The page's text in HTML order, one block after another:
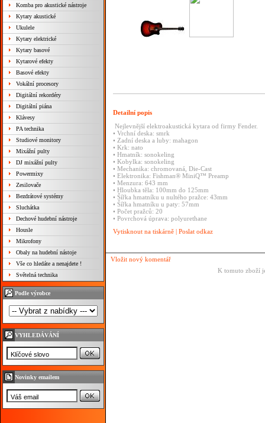
Komba pro akustické nástroje
Kytary akustické
Ukulele
Kytary elektrické
Kytary basové
Kytarové efekty
Basové efekty
Vokální procesory
Digitální rekordéry
Digitální piána
Klávesy
PA technika
Studiové monitory
Mixážní pulty
DJ mixážní pulty
Powermixy
Zesilovače
Bezdrátové systémy
Sluchátka
Dechové hudební nástroje
Housle
Mikrofony
Obaly na hudební nástoje
Vše co hledáte a nenajdete !
Světelná technika
Podle výrobce
VYHLEDÁVÁNÍ
Novinky emailem
Detailní popis
Nejlevnější elektroakustická kytara od firmy Fender.
• Vrchní deska: smrk
• Zadní deska a luby: mahagon
• Krk: nato
• Hmatník: sonokeling
• Kobylka: sonokeling
• Mechanika: chromovaná, Die-Cast
• Elektronika: Fishman® MiniQ™ Preamp
• Menzura: 643 mm
• Hloubka těla: 100mm do 125mm
• Šířka hmatníku u nultého pražce: 43mm
• Šířka hmatníku u paty: 57mm
• Počet pražců: 20
• Povrchová úprava: polyurethane
Vytisknout na tiskárně | Poslat odkaz
Vložit nový komentář
K tomuto zboží